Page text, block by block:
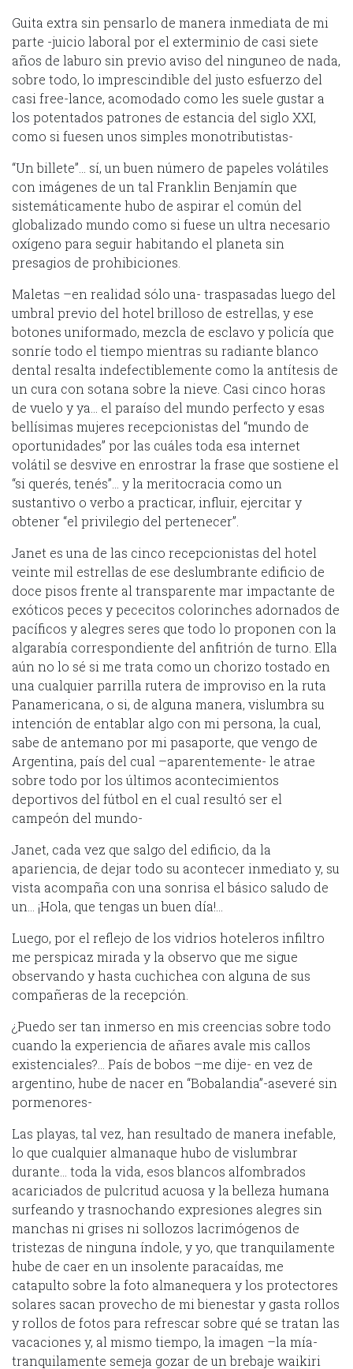
Guita extra sin pensarlo de manera inmediata de mi
parte -juicio laboral por el exterminio de casi siete
años de laburo sin previo aviso del ninguneo de nada,
sobre todo, lo imprescindible del justo esfuerzo del
casi free-lance, acomodado como les suele gustar a
los potentados patrones de estancia del siglo XXI,
como si fuesen unos simples monotributistas-
“Un billete”… sí, un buen número de papeles volátiles
con imágenes de un tal Franklin Benjamín que
sistemáticamente hubo de aspirar el común del
globalizado mundo como si fuese un ultra necesario
oxígeno para seguir habitando el planeta sin
presagios de prohibiciones.
Maletas –en realidad sólo una- traspasadas luego del
umbral previo del hotel brilloso de estrellas, y ese
botones uniformado, mezcla de esclavo y policía que
sonríe todo el tiempo mientras su radiante blanco
dental resalta indefectiblemente como la antítesis de
un cura con sotana sobre la nieve. Casi cinco horas
de vuelo y ya… el paraíso del mundo perfecto y esas
bellísimas mujeres recepcionistas del “mundo de
oportunidades” por las cuáles toda esa internet
volátil se desvive en enrostrar la frase que sostiene el
“si querés, tenés”… y la meritocracia como un
sustantivo o verbo a practicar, influir, ejercitar y
obtener “el privilegio del pertenecer”.
Janet es una de las cinco recepcionistas del hotel
veinte mil estrellas de ese deslumbrante edificio de
doce pisos frente al transparente mar impactante de
exóticos peces y pececitos colorinches adornados de
pacíficos y alegres seres que todo lo proponen con la
algarabía correspondiente del anfitrión de turno. Ella
aún no lo sé si me trata como un chorizo tostado en
una cualquier parrilla rutera de improviso en la ruta
Panamericana, o si, de alguna manera, vislumbra su
intención de entablar algo con mi persona, la cual,
sabe de antemano por mi pasaporte, que vengo de
Argentina, país del cual –aparentemente- le atrae
sobre todo por los últimos acontecimientos
deportivos del fútbol en el cual resultó ser el
campeón del mundo-
Janet, cada vez que salgo del edificio, da la
apariencia, de dejar todo su acontecer inmediato y, su
vista acompaña con una sonrisa el básico saludo de
un… ¡Hola, que tengas un buen día!…
Luego, por el reflejo de los vidrios hoteleros infiltro
me perspicaz mirada y la observo que me sigue
observando y hasta cuchichea con alguna de sus
compañeras de la recepción.
¿Puedo ser tan inmerso en mis creencias sobre todo
cuando la experiencia de añares avale mis callos
existenciales?… País de bobos –me dije- en vez de
argentino, hube de nacer en “Bobalandia”-aseveré sin
pormenores-
Las playas, tal vez, han resultado de manera inefable,
lo que cualquier almanaque hubo de vislumbrar
durante… toda la vida, esos blancos alfombrados
acariciados de pulcritud acuosa y la belleza humana
surfeando y trasnochando expresiones alegres sin
manchas ni grises ni sollozos lacrimógenos de
tristezas de ninguna índole, y yo, que tranquilamente
hube de caer en un insolente paracaídas, me
catapulto sobre la foto almanequera y los protectores
solares sacan provecho de mi bienestar y gasta rollos
y rollos de fotos para refrescar sobre qué se tratan las
vacaciones y, al mismo tiempo, la imagen –la mía-
tranquilamente semeja gozar de un brebaje waikiri